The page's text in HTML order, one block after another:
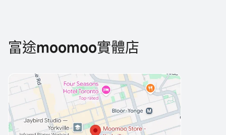
富途moomoo實體店